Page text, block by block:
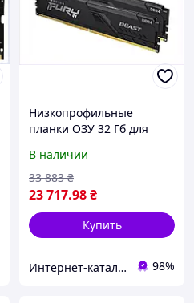
Низкопрофильные
планки ОЗУ 32 Гб для
675HE43X02
В наличии
23 717.98₴
33 883 ₴
Купить
Инт​е​​рн​ет-кат​алог ск​​идок "KIEVSALES.COM" 98%